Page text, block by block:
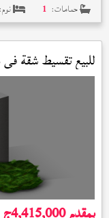
حمامات: 1 نوم:
للبيع تقسيط شقة في